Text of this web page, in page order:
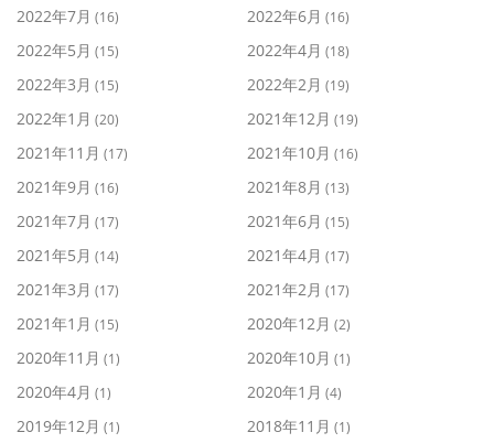
2022年7月 (16) 2022年6月 (16)
2022年5月 (15) 2022年4月 (18)
2022年3月 (15) 2022年2月 (19)
2022年1月 (20) 2021年12月 (19)
2021年11月 (17) 2021年10月 (16)
2021年9月 (16) 2021年8月 (13)
2021年7月 (17) 2021年6月 (15)
2021年5月 (14) 2021年4月 (17)
2021年3月 (17) 2021年2月 (17)
2021年1月 (15) 2020年12月 (2)
2020年11月 (1) 2020年10月 (1)
2020年4月 (1) 2020年1月 (4)
2019年12月 (1) 2018年11月 (1)